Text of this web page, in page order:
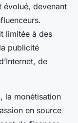
évolué, devenant
limitée à des
publicité
de
, la monétisation
en source